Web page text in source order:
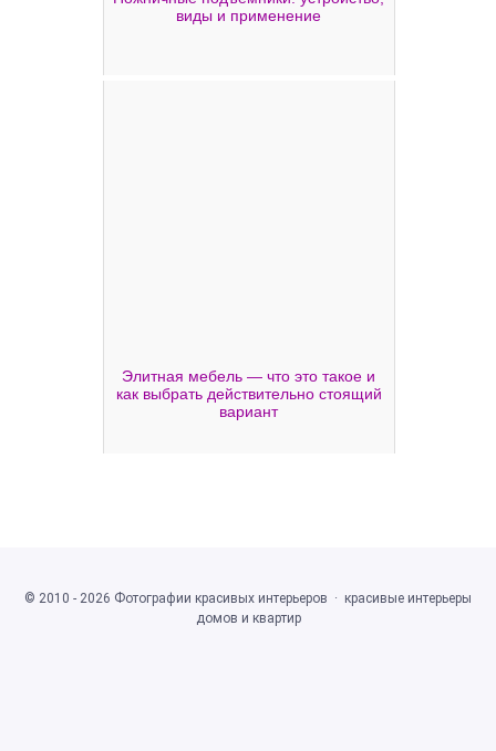
виды и применение
Элитная мебель — что это такое и
как выбрать действительно стоящий
вариант
© 2010 - 2026 Фотографии красивых интерьеров · красивые интерьеры
домов и квартир